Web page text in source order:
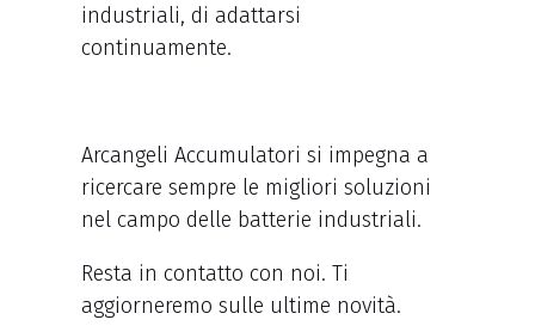
industriali, di adattarsi
continuamente.
Arcangeli Accumulatori si impegna a
ricercare sempre le migliori soluzioni
nel campo delle batterie industriali.
Resta in contatto con noi. Ti
aggiorneremo sulle ultime novità.